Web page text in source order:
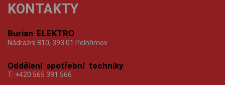
KONTAKTY
Burian ELEKTRO
Nádražní 810, 393 01 Pelhřimov
Oddělení spotřební techniky
T: +420 565 391 566